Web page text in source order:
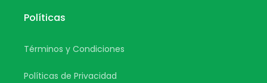
Políticas
Términos y Condiciones
Políticas de Privacidad